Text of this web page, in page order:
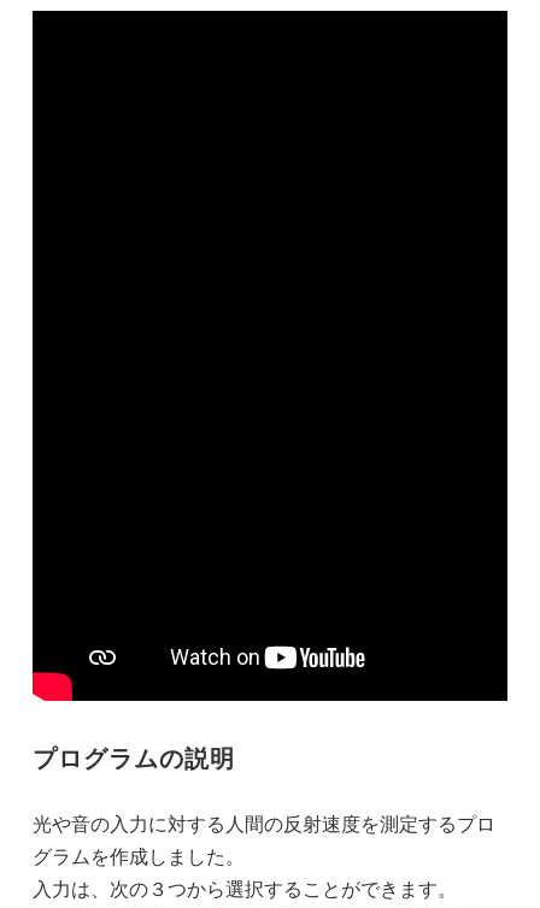
プログラムの説明
光や音の入力に対する人間の反射速度を測定するプロ
グラムを作成しました。
入力は、次の３つから選択することができます。